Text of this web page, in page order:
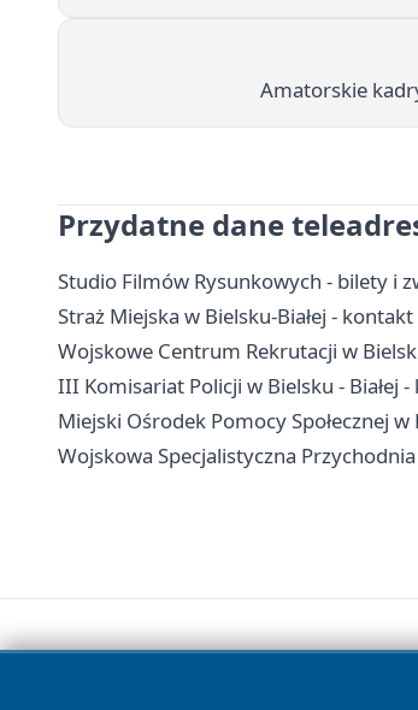
Amatorskie
Przydatne dane
Studio Filmów Rysunkowych - bilety i
Straż Miejska w Bielsku-Białej -
Wojskowe Centrum Rekrutacji w
III Komisariat Policji w Bielsku - Białej
Miejski Ośrodek Pomocy Społecznej
Wojskowa Specjalistyczna